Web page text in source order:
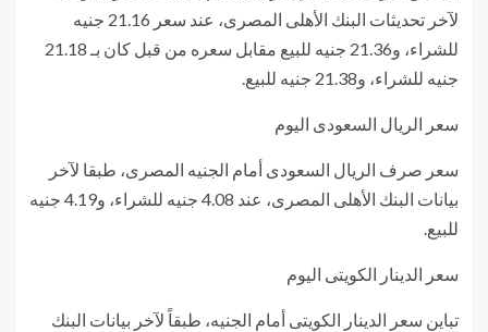
لآخر تحديثات البنك الأهلى المصرى، عند سعر 21.16 جنيه
للشراء، و21.36 جنيه للبيع مقابل سعره من قبل كان بـ 21.18
جنيه للشراء، و21.38 جنيه للبيع.
سعر الريال السعودى اليوم
سعر صرف الريال السعودى أمام الجنيه المصرى، طبقا لآخر
بيانات البنك الأهلى المصرى، عند 4.08 جنيه للشراء، و4.19 جنيه
للبيع.
سعر الدينار الكويتى اليوم
تباين سعر الدينار الكويتى أمام الجنيه، طبقاً لآخر بيانات البنك